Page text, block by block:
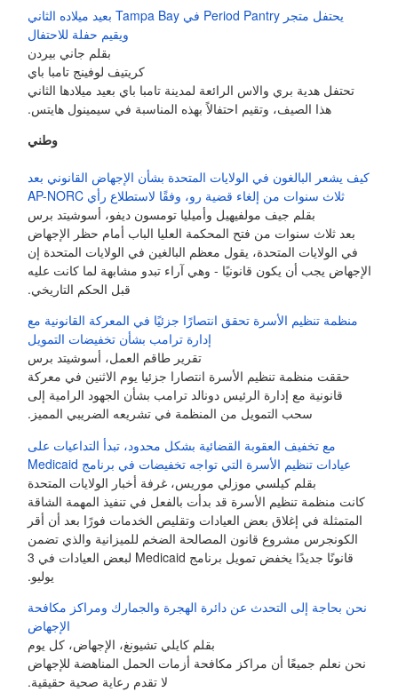
يحتفل متجر Period Pantry في Tampa Bay بعيد ميلاده الثاني
ويقيم حفلة للاحتفال
بقلم جاني بيردن
كريتيف لوفينج تامبا باي
تحتفل هدية بري والاس الرائعة لمدينة تامبا باي بعيد ميلادها الثاني
هذا الصيف، وتقيم احتفالاً بهذه المناسبة في سيمينول هايتس.
وطني
كيف يشعر البالغون في الولايات المتحدة بشأن الإجهاض القانوني بعد
ثلاث سنوات من إلغاء قضية رو، وفقًا لاستطلاع رأي AP-NORC
بقلم جيف مولفيهيل وأميليا تومسون ديفو، أسوشيتد برس
بعد ثلاث سنوات من فتح المحكمة العليا الباب أمام حظر الإجهاض
في الولايات المتحدة، يقول معظم البالغين في الولايات المتحدة إن
الإجهاض يجب أن يكون قانونيًا - وهي آراء تبدو مشابهة لما كانت عليه
قبل الحكم التاريخي.
منظمة تنظيم الأسرة تحقق انتصارًا جزئيًا في المعركة القانونية مع
إدارة ترامب بشأن تخفيضات التمويل
تقرير طاقم العمل، أسوشيتد برس
حققت منظمة تنظيم الأسرة انتصارا جزئيا يوم الاثنين في معركة
قانونية مع إدارة الرئيس دونالد ترامب بشأن الجهود الرامية إلى
سحب التمويل من المنظمة في تشريعه الضريبي المميز.
مع تخفيف العقوبة القضائية بشكل محدود، تبدأ التداعيات على
عيادات تنظيم الأسرة التي تواجه تخفيضات في برنامج Medicaid
بقلم كيلسي موزلي موريس، غرفة أخبار الولايات المتحدة
كانت منظمة تنظيم الأسرة قد بدأت بالفعل في تنفيذ المهمة الشاقة
المتمثلة في إغلاق بعض العيادات وتقليص الخدمات فورًا بعد أن أقر
الكونجرس مشروع قانون المصالحة الضخم للميزانية والذي تضمن
قانونًا جديدًا يخفض تمويل برنامج Medicaid لبعض العيادات في 3
يوليو.
نحن بحاجة إلى التحدث عن دائرة الهجرة والجمارك ومراكز مكافحة
الإجهاض
بقلم كايلي تشيونغ، الإجهاض، كل يوم
نحن نعلم جميعًا أن مراكز مكافحة أزمات الحمل المناهضة للإجهاض
لا تقدم رعاية صحية حقيقية.